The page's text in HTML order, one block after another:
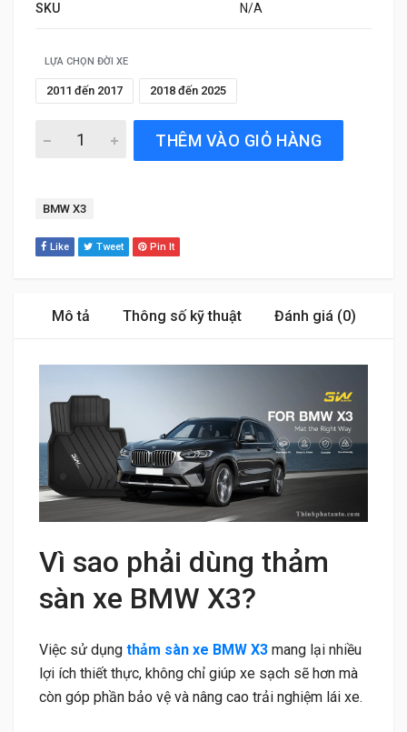
SKU N/A
LỰA CHỌN ĐỜI XE
2011 đến 2017 2018 đến 2025
Thảm Sàn Xe BMW X3 (2011 đến 2025) Thương hiệu
THÊM VÀO GIỎ HÀNG
Tag:
BMW X3
Like Tweet Pin It
Mô tả Thông số kỹ thuật Đánh giá (0)
Vì sao phải dùng thảm
sàn xe BMW X3?
Việc sử dụng thảm sàn xe BMW X3 mang lại nhiều
lợi ích thiết thực, không chỉ giúp xe sạch sẽ hơn mà
còn góp phần bảo vệ và nâng cao trải nghiệm lái xe.